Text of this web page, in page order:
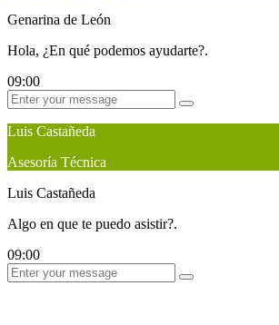
Genarina de León
Hola, ¿En qué podemos ayudarte?.
09:00
Luis Castañeda
Asesoría Técnica
Luis Castañeda
Algo en que te puedo asistir?.
09:00